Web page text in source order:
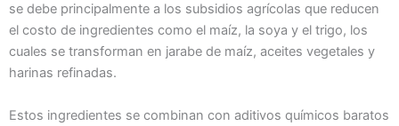
se debe principalmente a los subsidios agrícolas que reducen
el costo de ingredientes como el maíz, la soya y el trigo, los
cuales se transforman en jarabe de maíz, aceites vegetales y
harinas refinadas.
Estos ingredientes se combinan con aditivos químicos baratos